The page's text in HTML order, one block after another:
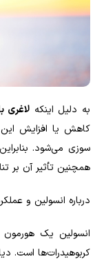
به دلیل اینکه لاغری
کاهش یا افزایش
سوزی می‌شود.
همچنین تأثیر آن بر
درباره انسولین و
انسولین یک هورمون
کربوهیدرات‌ها است.